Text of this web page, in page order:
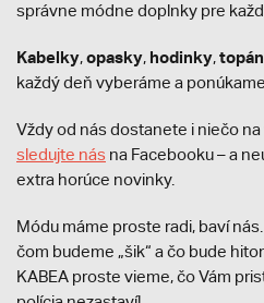
správne módne doplnky pre
Kabelky,opasky, hodinky,
každý deň vyberáme a
Vždy od nás dostanete i niečo na
sledujte nás na Facebooku – a
extra horúce novinky.
Módu máme proste radi, baví
čom budeme „šik“ a čo bude
KABEA proste vieme, čo Vám